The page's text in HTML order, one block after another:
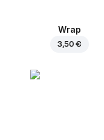
Wrap
3,50 €